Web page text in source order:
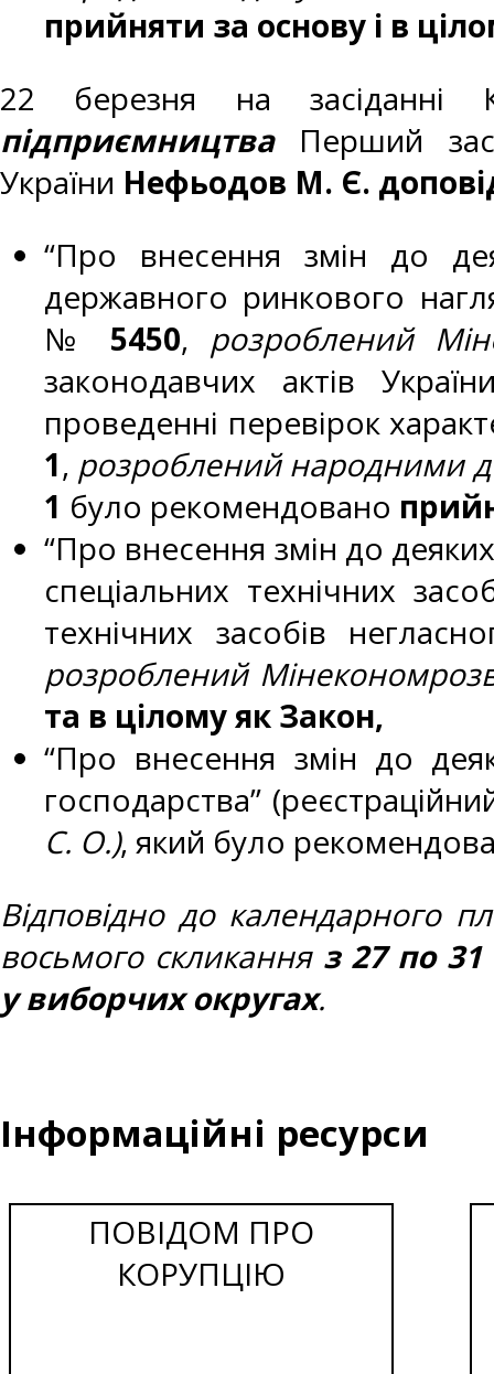
прийняти за основу і в
22 березня на
підприємництваПерший
України Нефьодов М. Є.
“Про внесення змін до
державного ринкового
№ 5450, розроблений
законодавчих актів
проведенні перевірок
1, розроблений народними
1 було рекомендовано
“Про внесення змін до
спеціальних технічних
технічних засобів
розроблений
та в цілому як Закон,
“Про внесення змін до
господарства”
С. О.), який було
Відповідно до календарного
восьмого скликання з 27 по 31
у виборчих округах.
Інформаційні ресурси
ПОВІДОМ ПРО
КОРУПЦІЮ